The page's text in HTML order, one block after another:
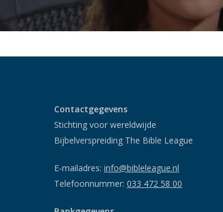
Contactgegevens
Stichting voor wereldwijde
Bijbelverspreiding The Bible League
E-mailadres: info@bibleleague.nl
Telefoonnummer: 033 472 58 00